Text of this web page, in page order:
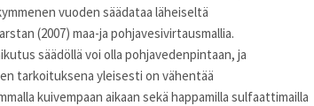
vuoden säädataa läheiseltä
(2007) maa-ja pohjavesivirtausmallia.
säädöllä voi olla pohjavedenpintaan, ja
tarkoituksena yleisesti on vähentää
kuivempaan aikaan sekä happamilla sulfaattimailla